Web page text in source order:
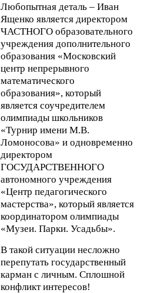
Любопытная деталь – Иван
Ященко является директором
ЧАСТНОГО образовательного
учреждения дополнительного
образования «Московский
центр непрерывного
математического
образования», который
является соучредителем
олимпиады школьников
«Турнир имени М.В.
Ломоносова» и одновременно
директором
ГОСУДАРСТВЕННОГО
автономного учреждения
«Центр педагогического
мастерства», который является
координатором олимпиады
«Музеи. Парки. Усадьбы».
В такой ситуации несложно
перепутать государственный
карман с личным. Сплошной
конфликт интересов!